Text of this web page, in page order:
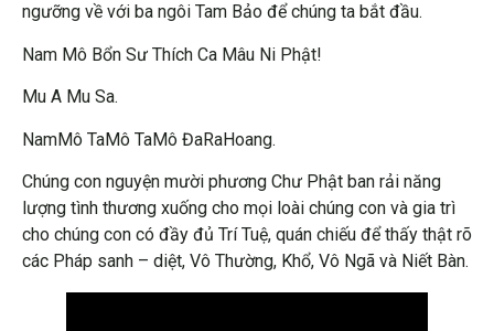
ngưỡng về với ba ngôi Tam Bảo để chúng ta bắt đầu.
Nam Mô Bổn Sư Thích Ca Mâu Ni Phật!
Mu A Mu Sa.
NamMô TaMô TaMô ĐaRaHoang.
Chúng con nguyện mười phương Chư Phật ban rải năng
lượng tình thương xuống cho mọi loài chúng con và gia trì
cho chúng con có đầy đủ Trí Tuệ, quán chiếu để thấy thật rõ
các Pháp sanh – diệt, Vô Thường, Khổ, Vô Ngã và Niết Bàn.